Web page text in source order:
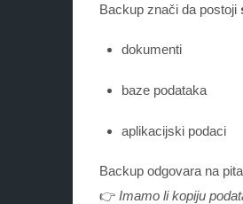
Backup znači da postoji
dokumenti
baze podataka
aplikacijski podaci
Backup odgovara na
👉 Imamo li kopiju